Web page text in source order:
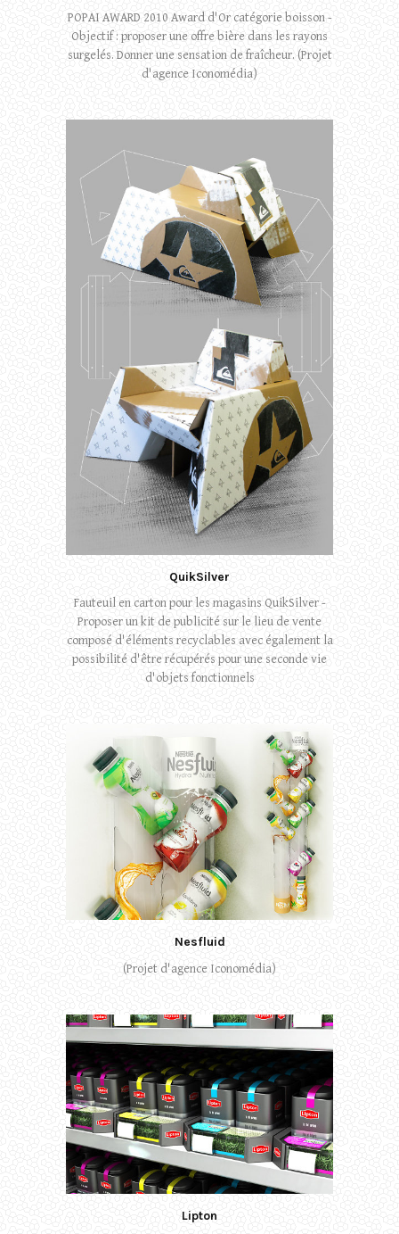
POPAI AWARD 2010 Award d'Or catégorie boisson -
Objectif : proposer une offre bière dans les rayons
surgelés. Donner une sensation de fraîcheur. (Projet
d'agence Iconomédia)
QuikSilver
Fauteuil en carton pour les magasins QuikSilver -
Proposer un kit de publicité sur le lieu de vente
composé d'éléments recyclables avec également la
possibilité d'être récupérés pour une seconde vie
d'objets fonctionnels
Nesfluid
(Projet d'agence Iconomédia)
Lipton